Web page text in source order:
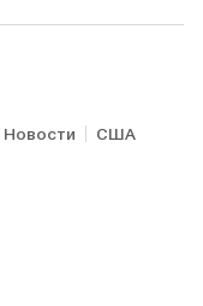
Новости США